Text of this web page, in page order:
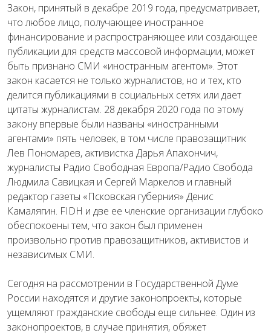
Закон, принятый в декабре 2019 года, предусматривает,
что любое лицо, получающее иностранное
финансирование и распространяющее или создающее
публикации для средств массовой информации, может
быть признано СМИ «иностранным агентом». Этот
закон касается не только журналистов, но и тех, кто
делится публикациями в социальных сетях или дает
цитаты журналистам. 28 декабря 2020 года по этому
закону впервые были названы «иностранными
агентами» пять человек, в том числе правозащитник
Лев Пономарев, активистка Дарья Апахончич,
журналисты Радио Свободная Европа/Радио Свобода
Людмила Савицкая и Сергей Маркелов и главный
редактор газеты «Псковская губерния» Денис
Камалягин. FIDH и две ее членские организации глубоко
обеспокоены тем, что закон был применен
произвольно против правозащитников, активистов и
независимых СМИ.
Сегодня на рассмотрении в Государственной Думе
России находятся и другие законопроекты, которые
ущемляют гражданские свободы еще сильнее. Один из
законопроектов, в случае принятия, обяжет